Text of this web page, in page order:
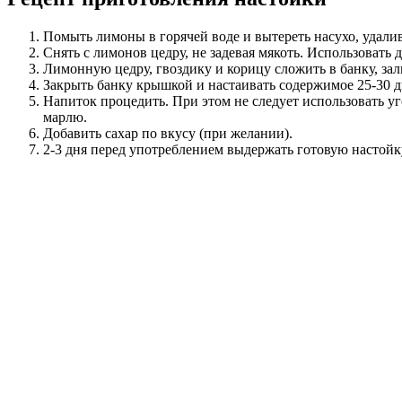
Помыть лимоны в горячей воде и вытереть насухо,
Снять с лимонов цедру, не задевая мякоть.
Лимонную цедру, гвоздику и корицу сложить в банку,
Закрыть банку крышкой и настаивать содержимое 25-30
Напиток процедить. При этом не следует использовать
марлю.
Добавить сахар по вкусу (при желании).
2-3 дня перед употреблением выдержать готовую